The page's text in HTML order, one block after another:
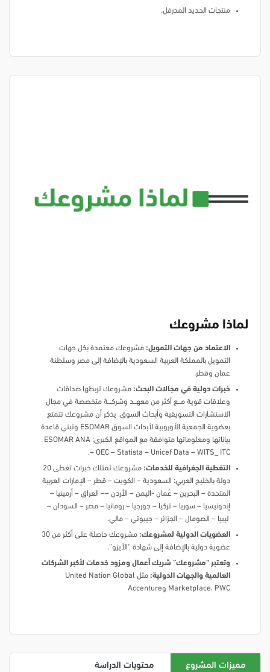
منتجات الحديد المدرفل.
لماذا مشروعك
الاعتماد من جهات التمويل: مشروعك معتمدة بكل جهات
التمويل بالمملكة العربية السعودية بالإضافة إلى مصر وسلطنة
عمان وقطر.
خبرات دولية في مجالات البحث: مشروعك تربطها صداقات
وعلاقات قوية مـــــع أكثر من معهــــد وشركــــــة متخصصة في مجال
الاستشارات التسويقية وأبحاث السوق. يذكر أن مشروعك تتمتع
بعضوية الجمعية الأوروبية لأبحاث السوق ESOMAR وتبني قاعدة
بياناتها ومعلوماتها متوافقة مع المواقع الكبرى: ESOMAR ANA
– OEC – Statista – Unicef Data – WITS_ ITC.
التغطية الجغرافية للخدمات:
مشروعك تمتلك خبرات تغطى 20
دولة بالخليج العربي: السعودية – الكويت – قطر – الإمارات العربية
المتحدة – البحرين – عُمان -اليمن – الأردن –– العراق – أرمينيا –
إندونيسيا – سوريا – تركيا – جورجيا – رومانيا – مصر – السودان –
ليبيا – الصومال – الجزائر – جيبوتي – مالي.
العضويات الدولية لمشروعك:
مشروعك حاصلة على أكثر من 30
عضوية دولية بالإضافة إلى شهادة “الأيزو”.
وتعتبر “مشروعك” شريك أعمال ومزود خدمات لأكبر الشركات
العالمية والجهات الدولية:
مثل United Nation Global
Marketplace، PWC وAccenture
مميزات المشروع محتويات الدراسة